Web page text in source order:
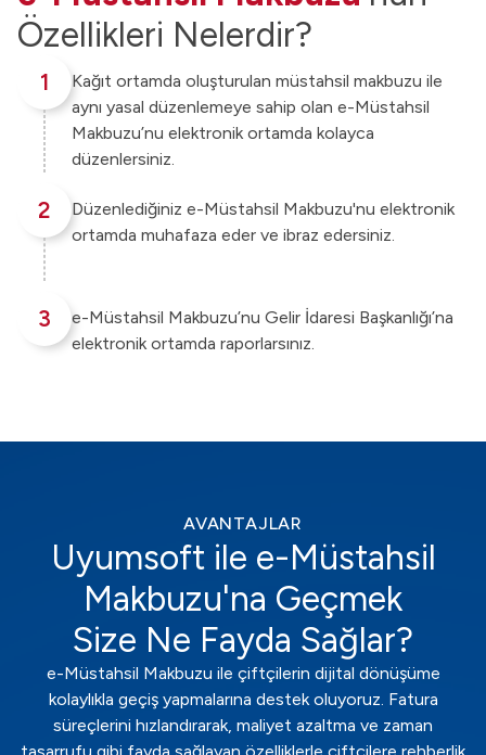
Özellikleri Nelerdir?
1
Kağıt ortamda oluşturulan müstahsil makbuzu ile
aynı yasal düzenlemeye sahip olan e-Müstahsil
Makbuzu’nu elektronik ortamda kolayca
düzenlersiniz.
2
Düzenlediğiniz e-Müstahsil Makbuzu'nu elektronik
ortamda muhafaza eder ve ibraz edersiniz.
3
e-Müstahsil Makbuzu’nu Gelir İdaresi Başkanlığı’na
elektronik ortamda raporlarsınız.
AVANTAJLAR
Uyumsoft ile e-Müstahsil
Makbuzu'na Geçmek
Size Ne Fayda Sağlar?
e-Müstahsil Makbuzu ile çiftçilerin dijital dönüşüme
kolaylıkla geçiş yapmalarına destek oluyoruz. Fatura
süreçlerini hızlandırarak, maliyet azaltma ve zaman